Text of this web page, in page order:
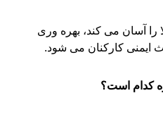
را آسان می کند، بهره وری
ایمنی کارکنان می شود.